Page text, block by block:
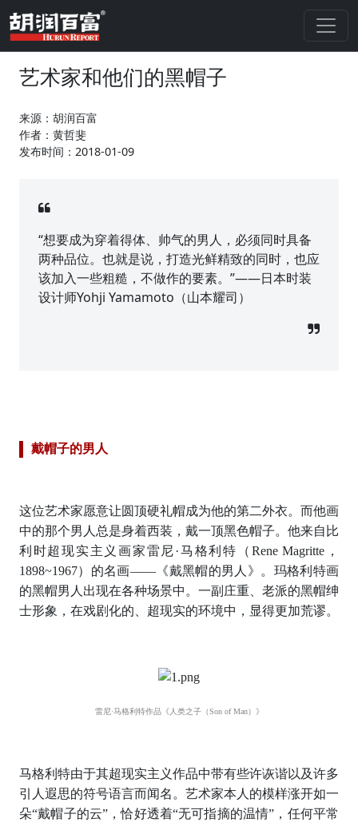
艺术家和他们的黑帽子
来源：胡润百富
作者：黄哲斐
发布时间：2018-01-09
“想要成为穿着得体、帅气的男人，必须同时具备
两种品位。也就是说，打造光鲜精致的同时，也应
该加入一些粗糙，不做作的要素。”——日本时装
设计师Yohji Yamamoto（山本耀司）
戴帽子的男人
这位艺术家愿意让圆顶硬礼帽成为他的第二外衣。而他画
中的那个男人总是身着西装，戴一顶黑色帽子。他来自比
利时超现实主义画家雷尼·马格利特（Rene Magritte，
1898~1967）的名画——《戴黑帽的男人》。玛格利特画
的黑帽男人出现在各种场景中。一副庄重、老派的黑帽绅
士形象，在戏剧化的、超现实的环境中，显得更加荒谬。
雷尼·马格利特作品《人类之子（Son of Man）》
马格利特由于其超现实主义作品中带有些许诙谐以及许多
引人遐思的符号语言而闻名。艺术家本人的模样涨开如一
朵“戴帽子的云”，恰好透着“无可指摘的温情”，任何平常